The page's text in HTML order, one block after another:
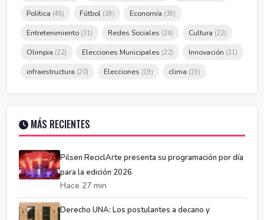
Política (48) Fútbol (39) Economía (39)
Entretenimiento (31) Redes Sociales (24) Cultura (22)
Olimpia (22) Elecciones Municipales (22) Innovación (21)
infraestructura (20) Elecciones (19) clima (19)
MÁS RECIENTES
Pilsen ReciclArte presenta su programación por día
para la edición 2026
Hace 27 min
Derecho UNA: Los postulantes a decano y